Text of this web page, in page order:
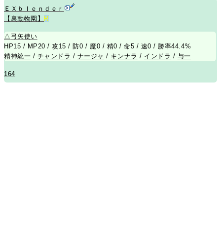
ＥＸｂｌｅｎｄｅｒ
【裏動物園】 R
△ 弓矢使い
HP15 / MP20 / 攻15 / 防0 / 魔0 / 精0 / 命5 / 速0 / 勝率44.4%
精神統一 / チャンドラ / ナージャ / キンナラ / インドラ / 与一
164